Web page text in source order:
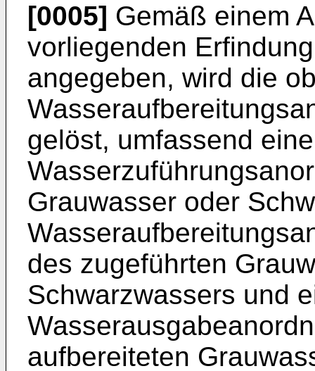
[0005] Gemäß einem
vorliegenden
angegeben, wird die
gelöst, umfassend eine
Grauwasser oder
des zugeführten
Schwarzwassers und
aufbereiteten